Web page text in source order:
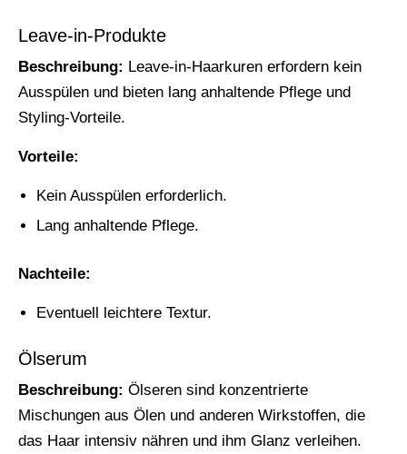
Leave-in-Produkte
Beschreibung: Leave-in-Haarkuren erfordern kein
Ausspülen und bieten lang anhaltende Pflege und
Styling-Vorteile.
Vorteile:
Kein Ausspülen erforderlich.
Lang anhaltende Pflege.
Nachteile:
Eventuell leichtere Textur.
Ölserum
Beschreibung: Ölseren sind konzentrierte
Mischungen aus Ölen und anderen Wirkstoffen, die
das Haar intensiv nähren und ihm Glanz verleihen.